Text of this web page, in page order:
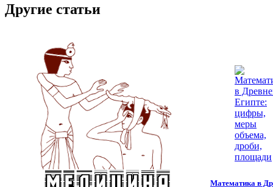
Другие статьи
Математика в